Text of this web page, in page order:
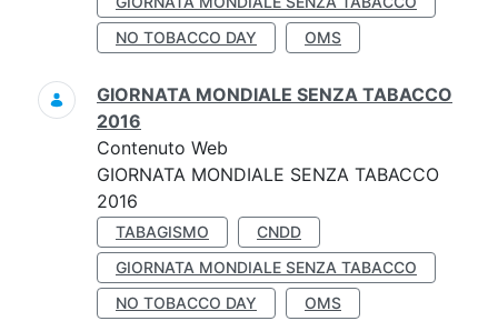
NO TOBACCO DAY
OMS
GIORNATA MONDIALE SENZA TABACCO
2016
Contenuto Web
GIORNATA MONDIALE SENZA TABACCO
2016
TABAGISMO
CNDD
GIORNATA MONDIALE SENZA TABACCO
NO TOBACCO DAY
OMS